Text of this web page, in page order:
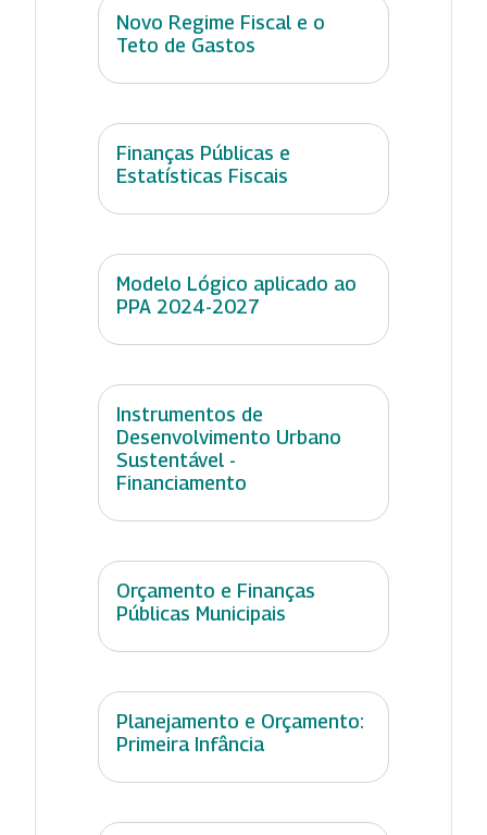
Novo Regime Fiscal e o
Teto de Gastos
Finanças Públicas e
Estatísticas Fiscais
Modelo Lógico aplicado ao
PPA 2024-2027
Instrumentos de
Desenvolvimento Urbano
Sustentável -
Financiamento
Orçamento e Finanças
Públicas Municipais
Planejamento e Orçamento:
Primeira Infância